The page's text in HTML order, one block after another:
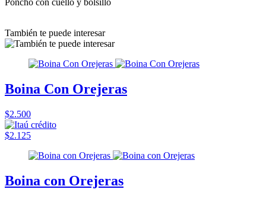
También te puede interesar
Boina Con Orejeras
$2.500
$2.125
Boina con Orejeras